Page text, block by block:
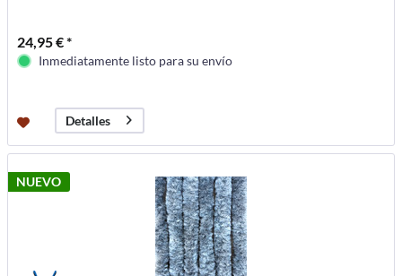
24,95 € *
Inmediatamente listo para su envío
Detalles
NUEVO